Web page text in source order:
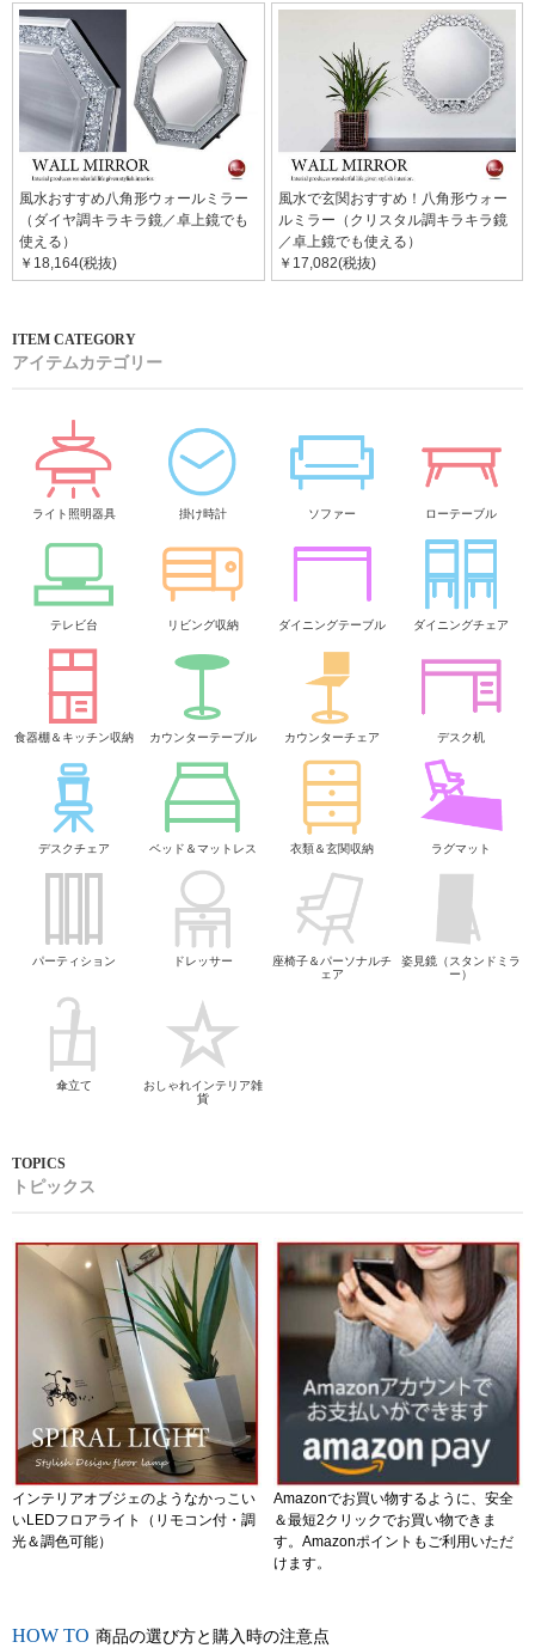
風水おすすめ八角形ウォールミラー
（ダイヤ調キラキラ鏡／卓上鏡でも
使える）
￥18,164(税抜)
風水で玄関おすすめ！八角形ウォー
ルミラー（クリスタル調キラキラ鏡
／卓上鏡でも使える）
￥17,082(税抜)
アイテムカテゴリー
ライト照明器具 掛け時計 ソファー ローテーブル
テレビ台 リビング収納 ダイニングテーブル ダイニングチェア
食器棚＆キッチン収納 カウンターテーブル カウンターチェア デスク机
デスクチェア ベッド＆マットレス 衣類＆玄関収納 ラグマット
パーティション ドレッサー
座椅子＆パーソナルチ
ェア
姿見鏡（スタンドミラ
ー）
傘立て
おしゃれインテリア雑
貨
トピックス
インテリアオブジェのようなかっこい
いLEDフロアライト（リモコン付・調
光＆調色可能）
Amazonでお買い物するように、安全
＆最短2クリックでお買い物できま
す。Amazonポイントもご利用いただ
けます。
商品の選び方と購入時の注意点